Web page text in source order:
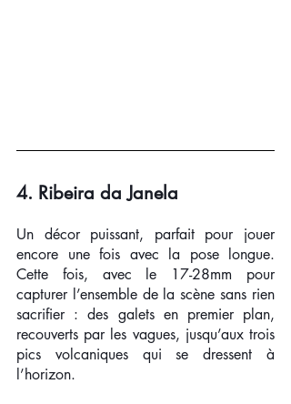
4. Ribeira da Janela
Un décor puissant, parfait pour jouer
encore une fois avec la pose longue.
Cette fois, avec le 17-28mm pour
capturer l’ensemble de la scène sans rien
sacrifier : des galets en premier plan,
recouverts par les vagues, jusqu’aux trois
pics volcaniques qui se dressent à
l’horizon.